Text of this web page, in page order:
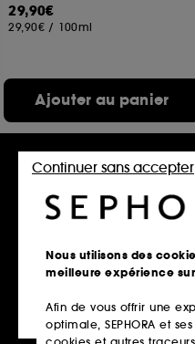
29,90€
29,90€ / 100ml
Ajouter au panier
CHLOÉ
Atelier des Fleurs Sous les
Pins
Nous utilisons des
meilleure expérience
Afin de vous offrir une
optimale, SEPHORA et
cookies et autres
Continuer sans accepter